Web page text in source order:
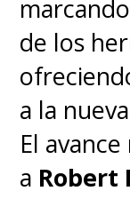
de los
a la
El
a Robert